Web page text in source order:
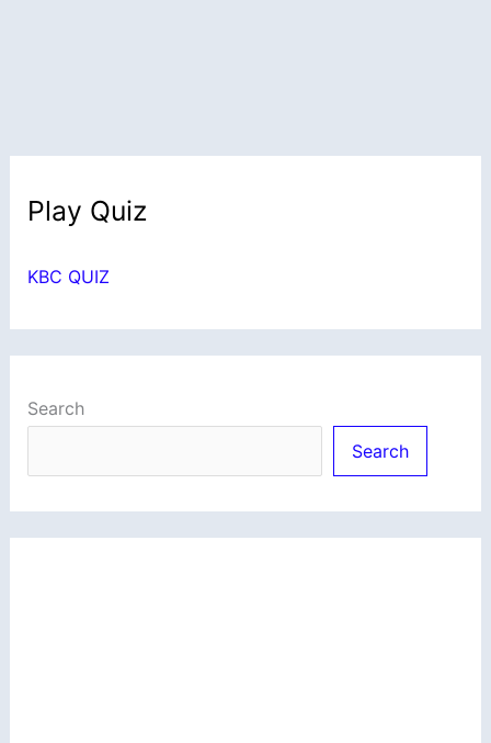
Play Quiz
KBC QUIZ
Search
Search